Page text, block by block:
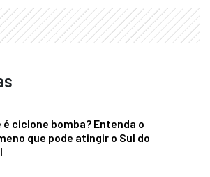
é ciclone bomba? Entenda o
que pode atingir o Sul do